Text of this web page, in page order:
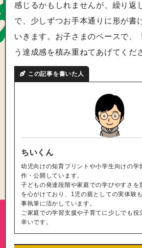
感じるかもしれませんが、繰り返
で、少しずつお手本通りに形が書
いきます。お子さまのペースで、
う達成感を積み重ねてあげてくだ
この記事を書いた人
ちいくん
幼児向けの知育プリントや小学生向けの学
作・公開しています。
子どもの発達段階や家庭での学びやすさを
を心がけており、1児の親としての実体験
事執筆に活かしています。
ご家庭での学習支援や子育てに少しでも役
幸いです。